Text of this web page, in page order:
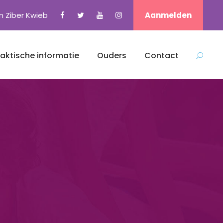
Ziber Kwieb Aanmelden
informatie Ouders Contact